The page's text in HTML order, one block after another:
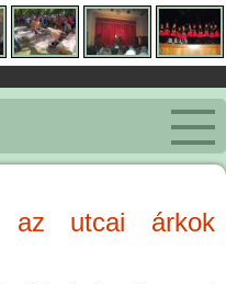
az utcai árkok